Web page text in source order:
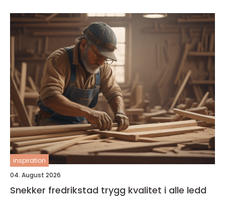
inspiration
04. August 2026
Snekker fredrikstad trygg kvalitet i alle ledd